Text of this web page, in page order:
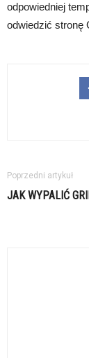
odpowiedniej
odwiedzić stronę
Poprzedni artykuł
JAK WYPALIĆ